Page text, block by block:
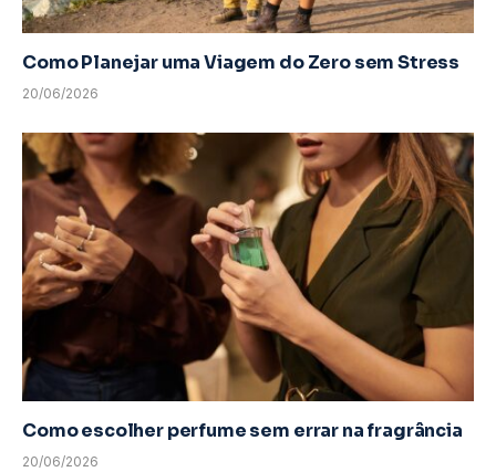
Como Planejar uma Viagem do Zero sem Stress
20/06/2026
Como escolher perfume sem errar na fragrância
20/06/2026